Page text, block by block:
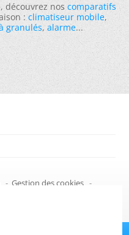
découvrez noscomparatifs
:climatiseur mobile,
granulés,alarme...
- Gestion des cookies -